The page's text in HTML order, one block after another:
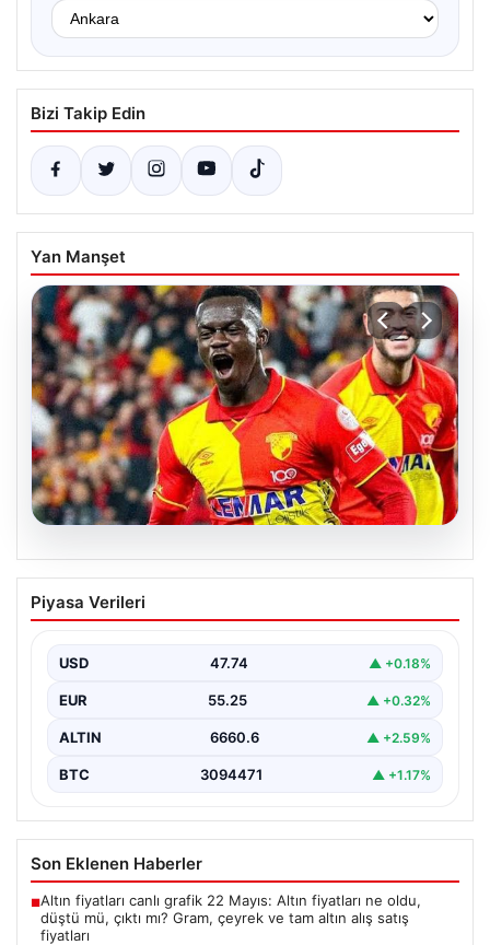
Bizi Takip Edin
Yan Manşet
07.08.2026
Göztepe para basacak! Yine dev satış
geliyor
Piyasa Verileri
USD 47.74 ▲ +0.18%
EUR 55.25 ▲ +0.32%
ALTIN 6660.6 ▲ +2.59%
BTC 3094471 ▲ +1.17%
Son Eklenen Haberler
■Altın fiyatları canlı grafik 22 Mayıs: Altın fiyatları ne oldu,
düştü mü, çıktı mı? Gram, çeyrek ve tam altın alış satış
fiyatları